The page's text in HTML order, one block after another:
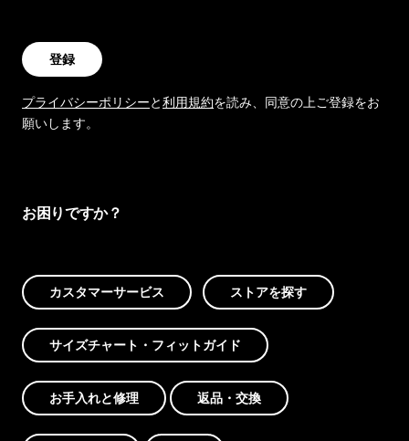
登録
プライバシーポリシーと利用規約を読み、同意の上ご登録をお
願いします。
お困りですか？
カスタマーサービス ストアを探す
サイズチャート・フィットガイド
お手入れと修理 返品・交換